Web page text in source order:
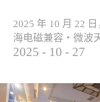
2025 年 10 月 22
海电磁兼容・微波
满落下帷幕。作为
研讨及产品展示等
2025 - 10 - 27